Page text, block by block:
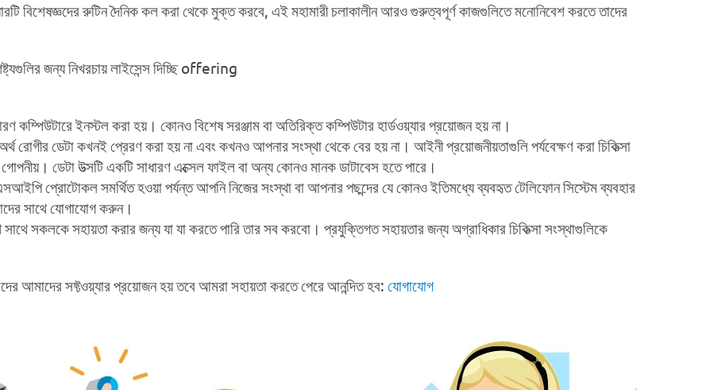
বিশেষজ্ঞদের রুটিন দৈনিক কল করা থেকে মুক্ত করবে, এই মহামারী চলাকালীন আরও গুরুত্বপূর্ণ কাজগুলিতে মনোনিবেশ করতে তাদের
জন্য নিখরচায় লাইসেন্স দিচ্ছি offering
কম্পিউটারে ইনস্টল করা হয়। কোনও বিশেষ সরঞ্জাম বা অতিরিক্ত কম্পিউটার হার্ডওয়্যার প্রয়োজন হয় না।
রোগীর ডেটা কখনই প্রেরণ করা হয় না এবং কখনও আপনার সংস্থা থেকে বের হয় না। আইনী প্রয়োজনীয়তাগুলি পর্যবেক্ষণ করা চিকিত্সা
ডেটা উত্সটি একটি সাধারণ এক্সেল ফাইল বা অন্য কোনও মানক ডাটাবেস হতে পারে।
প্রোটোকল সমর্থিত হওয়া পর্যন্ত আপনি নিজের সংস্থা বা আপনার পছন্দের যে কোনও ইতিমধ্যে ব্যবহৃত টেলিফোন সিস্টেম ব্যবহার
সাথে যোগাযোগ করুন।
সকলকে সহায়তা করার জন্য যা যা করতে পারি তার সব করবো। প্রযুক্তিগত সহায়তার জন্য অগ্রাধিকার চিকিত্সা সংস্থাগুলিকে
আমাদের সফ্টওয়্যার প্রয়োজন হয় তবে আমরা সহায়তা করতে পেরে আনন্দিত হব: যোগাযোগ